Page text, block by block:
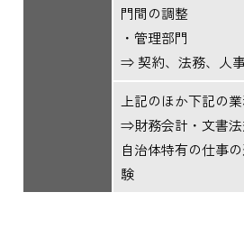
門間の調整
・管理部門
⇒ 契約、法務、人
上記のほか下記の
⇒財務会計・文書
自治体特有の仕事
験